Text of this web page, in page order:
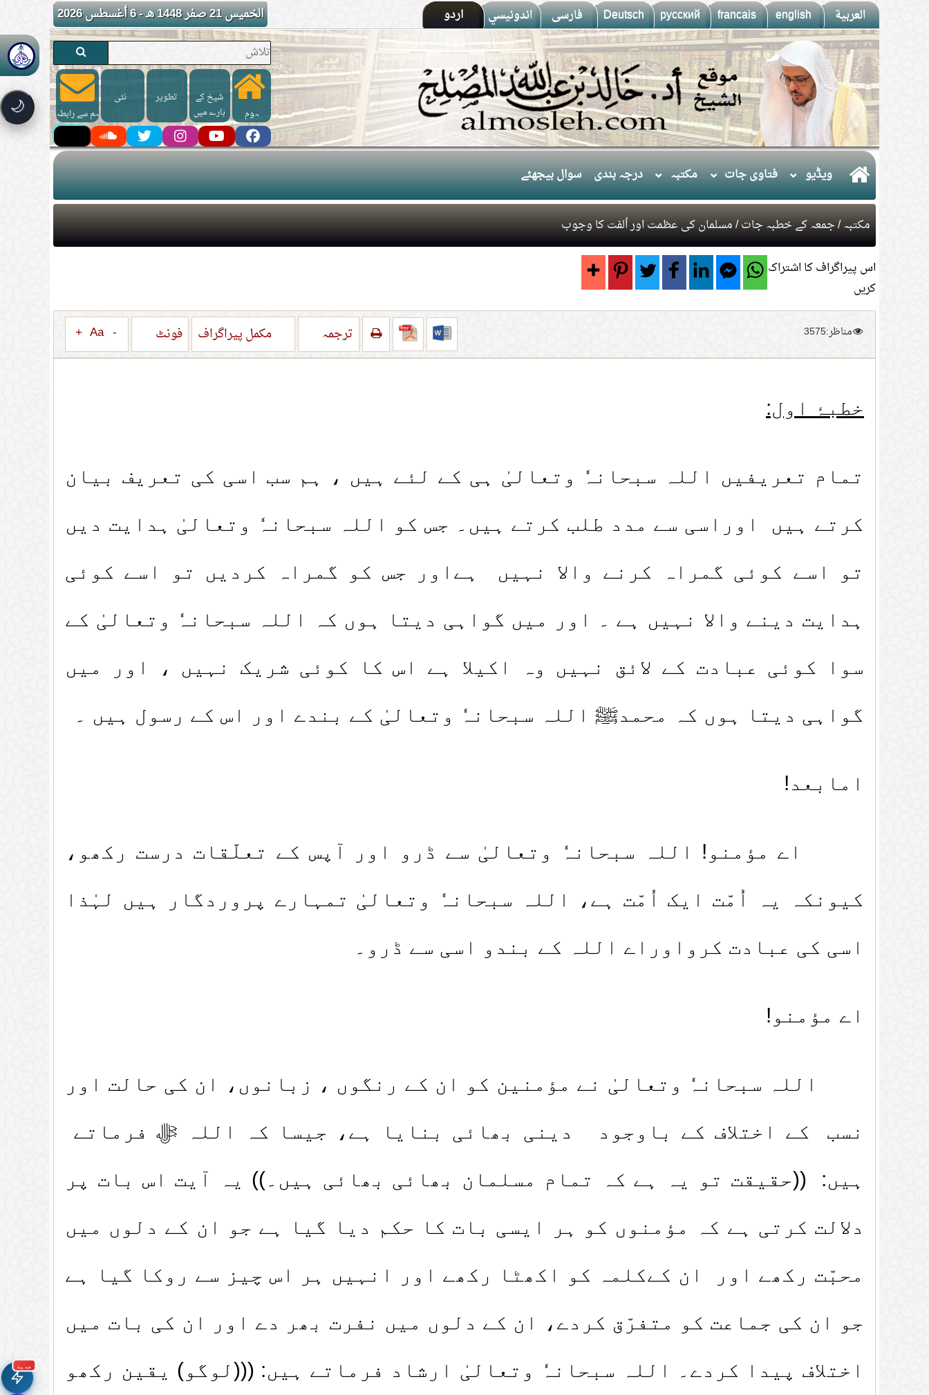
العربية english
francais
русский
Deutsch فارسى اندونيسي اردو الخميس 21 صفر 1448 هـ - 6 أغسطس 2026
🌙
جديد
تصميم جديد كلياً
ہوم
شیخ کے
بارے میں
تطوير
نئی
ہم سے رابطہ
کریں
ويڈيو فتاوی جات مکتبہ درجہ بندی سوال بیجھئے
مکتبہ/جمعہ کے خطبہ جات/ مسلمان کی عظمت اور اُلفت کا وجوب
اس پیراگراف کا اشتراک
کریں
مناظر:3575 ترجمہ مکمل پیراگراف فونٹ -
Aa
+
خطبۂ اول:
تمام تعریفیں اللہ سبحانہٗ وتعالیٰ ہی کے لئے ہیں ، ہم سب اسی کی تعریف بیان
کرتے ہیں اوراسی سے مدد طلب کرتے ہیں۔ جس کو اللہ سبحانہٗ وتعالیٰ ہدایت دیں
تو اسے کوئی گمراہ کرنے والا نہیں ہےاور جس کو گمراہ کردیں تو اسے کوئی
ہدایت دینے والا نہیں ہے ۔ اور میں گواہی دیتا ہوں کہ اللہ سبحانہٗ وتعالیٰ کے
سوا کوئی عبادت کے لائق نہیں وہ اکیلا ہے اس کا کوئی شریک نہیں ، اور میں
گواہی دیتا ہوں کہ محمدﷺ اللہ سبحانہٗ وتعالیٰ کے بندے اور اس کے رسول ہیں ۔
امابعد!
اے مؤمنو! اللہ سبحانہٗ وتعالیٰ سے ڈرو اور آپس کے تعلّقات درست رکھو،
کیونکہ یہ اُمّت ایک اُمّت ہے، اللہ سبحانہٗ وتعالیٰ تمہارے پروردگار ہیں لہٰذا
اسی کی عبادت کرواوراے اللہ کے بندو اسی سے ڈرو۔
اے مؤمنو!
اللہ سبحانہٗ وتعالیٰ نے مؤمنین کو ان کے رنگوں ، زبانوں، ان کی حالت اور
نسب کے اختلاف کے باوجود دینی بھائی بنایا ہے، جیسا کہ اللہ ﷻ فرماتے
ہیں: ((حقیقت تو یہ ہے کہ تمام مسلمان بھائی بھائی ہیں۔)) یہ آیت اس بات پر
دلالت کرتی ہے کہ مؤمنوں کو ہر ایسی بات کا حکم دیا گیا ہے جو ان کے دلوں میں
محبّت رکھے اور ان کےکلمہ کو اکھٹا رکھے اور انہیں ہر اس چیز سے روکا گیا ہے
جو ان کی جماعت کو متفرّق کردے، ان کے دلوں میں نفرت بھر دے اور ان کی بات میں
اختلاف پیدا کردے۔ اللہ سبحانہٗ وتعالیٰ ارشاد فرماتے ہیں: (((لوگو) یقین رکھو